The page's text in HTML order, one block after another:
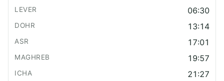
06:30
13:14
17:01
19:57
21:27